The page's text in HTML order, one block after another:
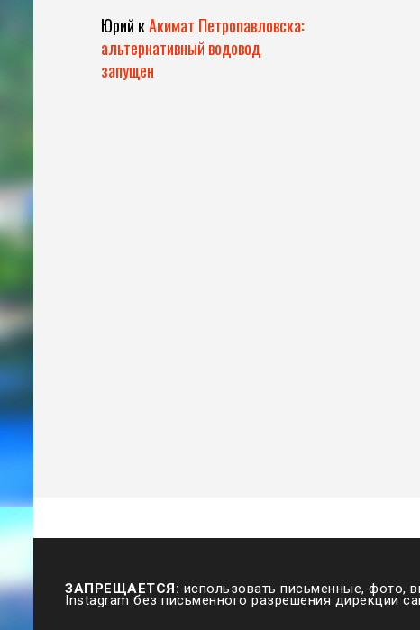
Юрий кАкимат Петропавловска:
альтернативный водовод
запущен
ЗАПРЕЩАЕТСЯ: использовать письменные, фото,
Instagram без письменного разрешения дирекции